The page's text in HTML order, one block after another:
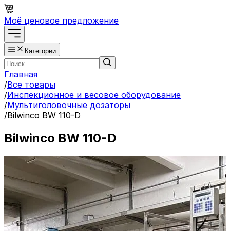
Моё ценовое предложение
Категории
Главная
/Все товары
/Инспекционное и весовое оборудование
/Мультиголовочные дозаторы
/Bilwinco BW 110-D
Bilwinco BW 110-D